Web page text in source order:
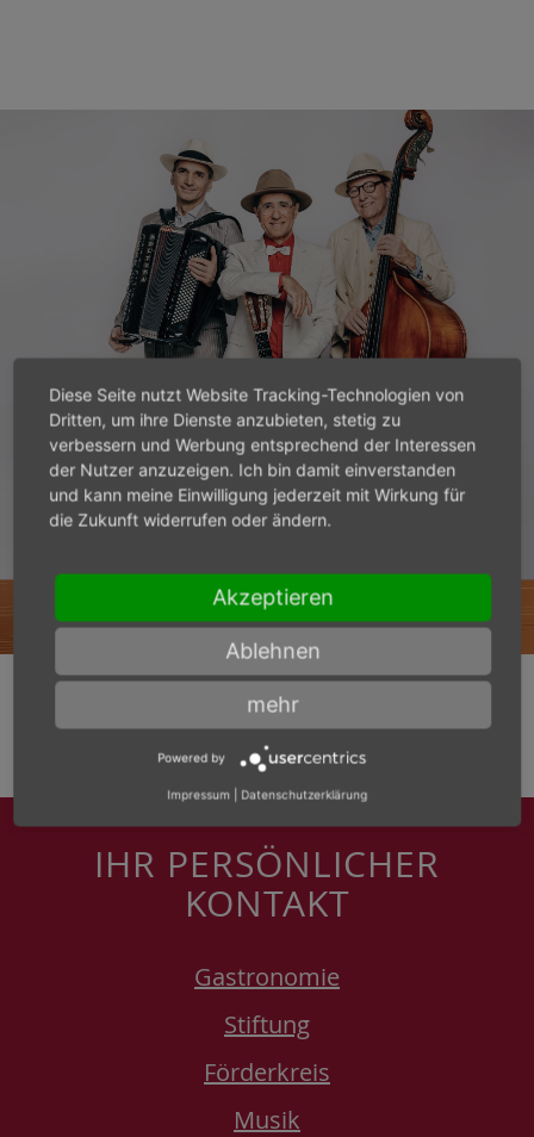
IHR PERSÖNLICHER
KONTAKT
Gastronomie
Stiftung
Förderkreis
Musik
Diese Seite nutzt Website Tracking-Technologien von
Dritten, um ihre Dienste anzubieten, stetig zu
verbessern und Werbung entsprechend der Interessen
der Nutzer anzuzeigen. Ich bin damit einverstanden
und kann meine Einwilligung jederzeit mit Wirkung für
die Zukunft widerrufen oder ändern.
Akzeptieren
Ablehnen
mehr
Powered by
Impressum Datenschutzerklärung